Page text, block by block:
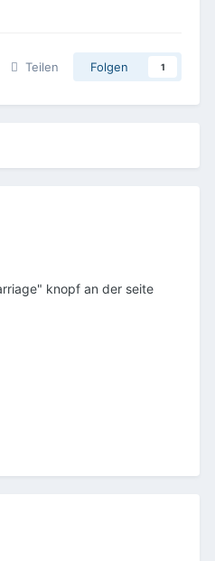
Teilen Folgen 1
knopf an der seite